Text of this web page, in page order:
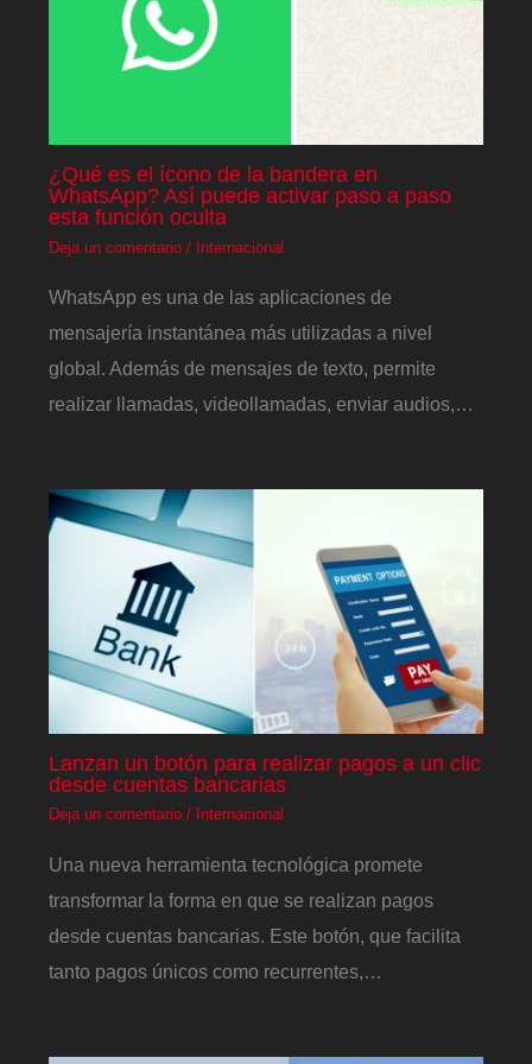
¿Qué es el ícono de la bandera en
WhatsApp? Así puede activar paso a paso
esta función oculta
Deja un comentario / Internacional
WhatsApp es una de las aplicaciones de
mensajería instantánea más utilizadas a nivel
global. Además de mensajes de texto, permite
realizar llamadas, videollamadas, enviar audios,…
Lanzan un botón para realizar pagos a un clic
desde cuentas bancarias
Deja un comentario / Internacional
Una nueva herramienta tecnológica promete
transformar la forma en que se realizan pagos
desde cuentas bancarias. Este botón, que facilita
tanto pagos únicos como recurrentes,…